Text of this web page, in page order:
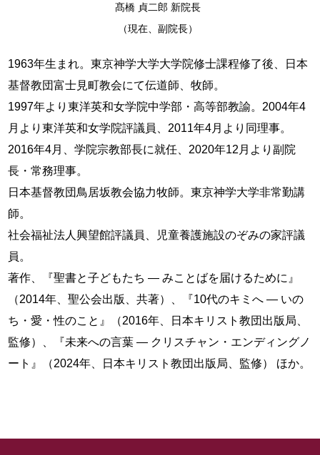
髙橋 貞二郎 新院長
（現在、副院長）
1963年生まれ。東京神学大学大学院修士課程修了後、日本
基督教団富士見町教会にて伝道師、牧師。
1997年より東洋英和女学院中学部・高等部教諭。2004年4
月より東洋英和女学院評議員、2011年4月より同理事。
2016年4月、学院宗教部長に就任、2020年12月より副院
長・常務理事。
日本基督教団鳥居坂教会協力牧師。東京神学大学非常勤講
師。
社会福祉法人興望館評議員、児童養護施設のぞみの家評議
員。
著作、『聖書と子どもたち ― みことばを届けるために』
（2014年、聖公会出版、共著）、『10代のキミへ ― いの
ち・愛・性のこと』（2016年、日本キリスト教団出版局、
監修）、『未来への言葉 ― クリスチャン・エンディングノ
ート』（2024年、日本キリスト教団出版局、監修） ほか。